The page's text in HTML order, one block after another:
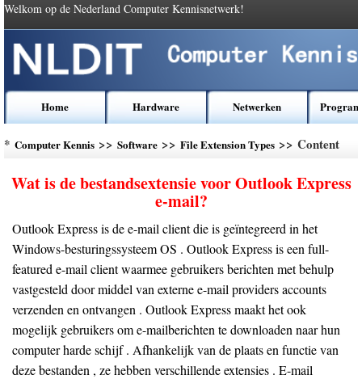
Welkom op de Nederland Computer Kennisnetwerk!
Home Hardware Netwerken
* Computer Kennis >> Software >> File Extension Types >> Content
Wat is de bestandsextensie voor Outlook Express
e-mail?
Outlook Express is de e-mail client die is geïntegreerd in het
Windows-besturingssysteem OS . Outlook Express is een full-
featured e-mail client waarmee gebruikers berichten met behulp
vastgesteld door middel van externe e-mail providers accounts
verzenden en ontvangen . Outlook Express maakt het ook
mogelijk gebruikers om e-mailberichten te downloaden naar hun
computer harde schijf . Afhankelijk van de plaats en functie van
deze bestanden , ze hebben verschillende extensies . E-mail